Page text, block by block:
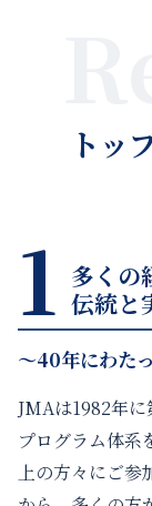
トッ
1 多くの
伝統と
〜40年にわた
JMAは1982年に
プログラム体系
上の方々にご